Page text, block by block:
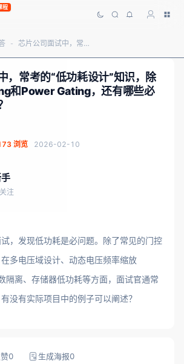
程
- 芯片公司面试中，常考的“低功耗设计”知识，除了Clock Gating和Power Gating，还有哪些必须掌握的方法？
，常考的“低功耗设计”知识，除
和Power Gating，还有哪些必
浏览 2026-02-10
注
，发现低功耗是必问题。除了常见的门控
多电压域设计、动态电压频率缩放
隔离、存储器低功耗等方面，面试官通常
没有实际项目中的例子可以阐述？
0 生成海报0